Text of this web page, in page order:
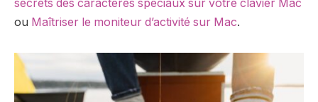
secrets des caractères spéciaux sur votre clavier Mac
ou Maîtriser le moniteur d’activité sur Mac.